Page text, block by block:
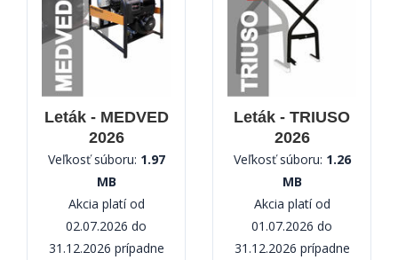
Leták - MEDVED
2026
Veľkosť súboru: 1.97
MB
Akcia platí od
02.07.2026 do
31.12.2026 prípadne
Leták - TRIUSO
2026
Veľkosť súboru: 1.26
MB
Akcia platí od
01.07.2026 do
31.12.2026 prípadne